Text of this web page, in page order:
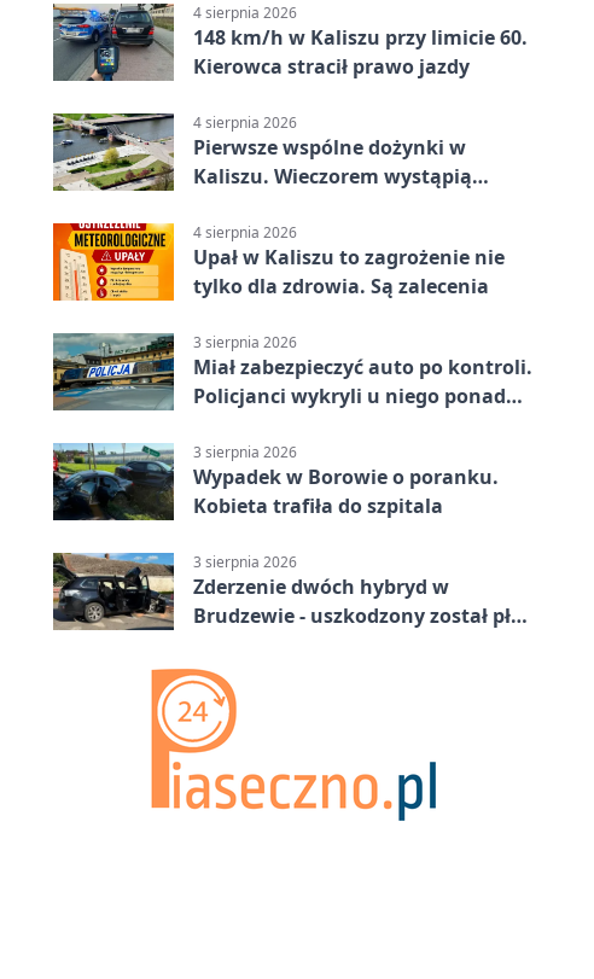
4 sierpnia 2026
148 km/h w Kaliszu przy limicie 60.
Kierowca stracił prawo jazdy
4 sierpnia 2026
Pierwsze wspólne dożynki w
Kaliszu. Wieczorem wystąpią
4 sierpnia 2026
Upał w Kaliszu to zagrożenie nie
tylko dla zdrowia. Są zalecenia
3 sierpnia 2026
Miał zabezpieczyć auto po kontroli.
Policjanci wykryli u niego ponad
3 sierpnia 2026
Wypadek w Borowie o poranku.
Kobieta trafiła do szpitala
3 sierpnia 2026
Zderzenie dwóch hybryd w
Brudzewie - uszkodzony został płot